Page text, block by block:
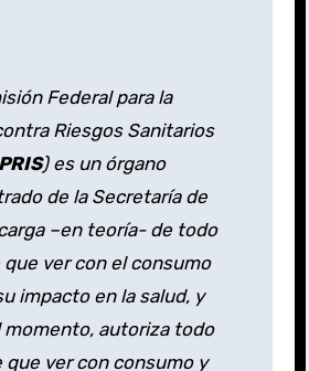
Federal para la
Riesgos Sanitarios
) es un órgano
de la Secretaría de
–en teoría- de todo
ver con el consumo
impacto en la salud, y
momento, autoriza todo
que ver con consumo y